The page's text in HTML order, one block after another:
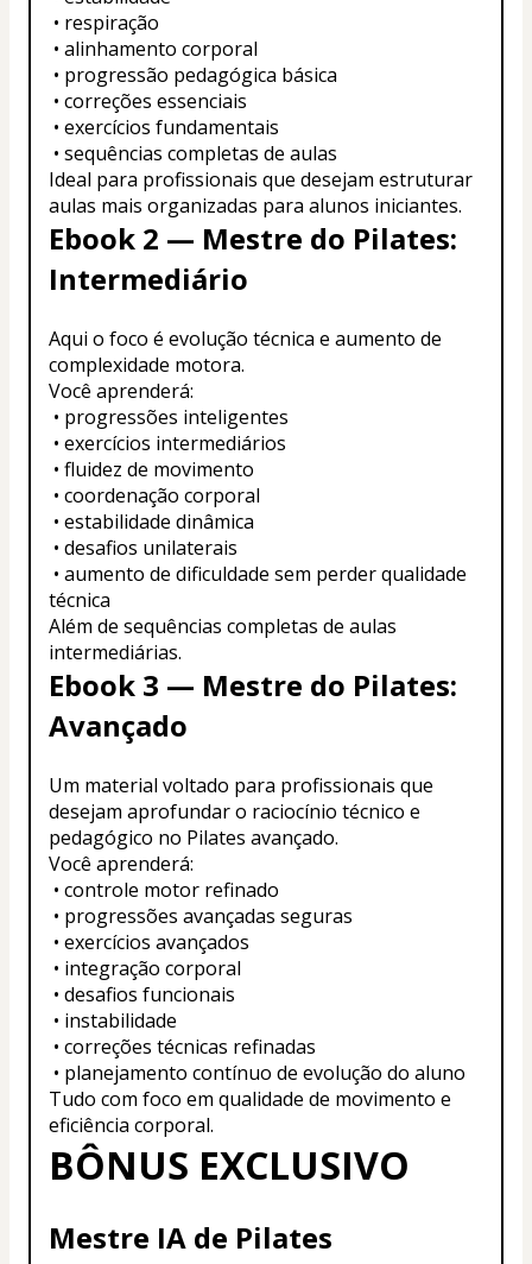
• respiração
• alinhamento corporal
• progressão pedagógica básica
• correções essenciais
• exercícios fundamentais
• sequências completas de aulas
Ideal para profissionais que desejam estruturar
aulas mais organizadas para alunos iniciantes.
Ebook 2 — Mestre do Pilates:
Intermediário
Aqui o foco é evolução técnica e aumento de
complexidade motora.
Você aprenderá:
• progressões inteligentes
• exercícios intermediários
• fluidez de movimento
• coordenação corporal
• estabilidade dinâmica
• desafios unilaterais
técnica
Além de sequências completas de aulas
intermediárias.
Ebook 3 — Mestre do Pilates:
Avançado
Um material voltado para profissionais que
desejam aprofundar o raciocínio técnico e
pedagógico no Pilates avançado.
Você aprenderá:
• controle motor refinado
• progressões avançadas seguras
• exercícios avançados
• integração corporal
• desafios funcionais
• instabilidade
• correções técnicas refinadas
• planejamento contínuo de evolução do aluno
Tudo com foco em qualidade de movimento e
eficiência corporal.
BÔNUS EXCLUSIVO
Mestre IA de Pilates